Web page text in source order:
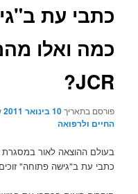
כתבי עת
כמה ואלו
JCR?
פורסם בתאריך10 בינואר 2011
החיים ולרפואה
בעולם ההוצאה לאור
כתבי עת ב"גישה פתוחה"